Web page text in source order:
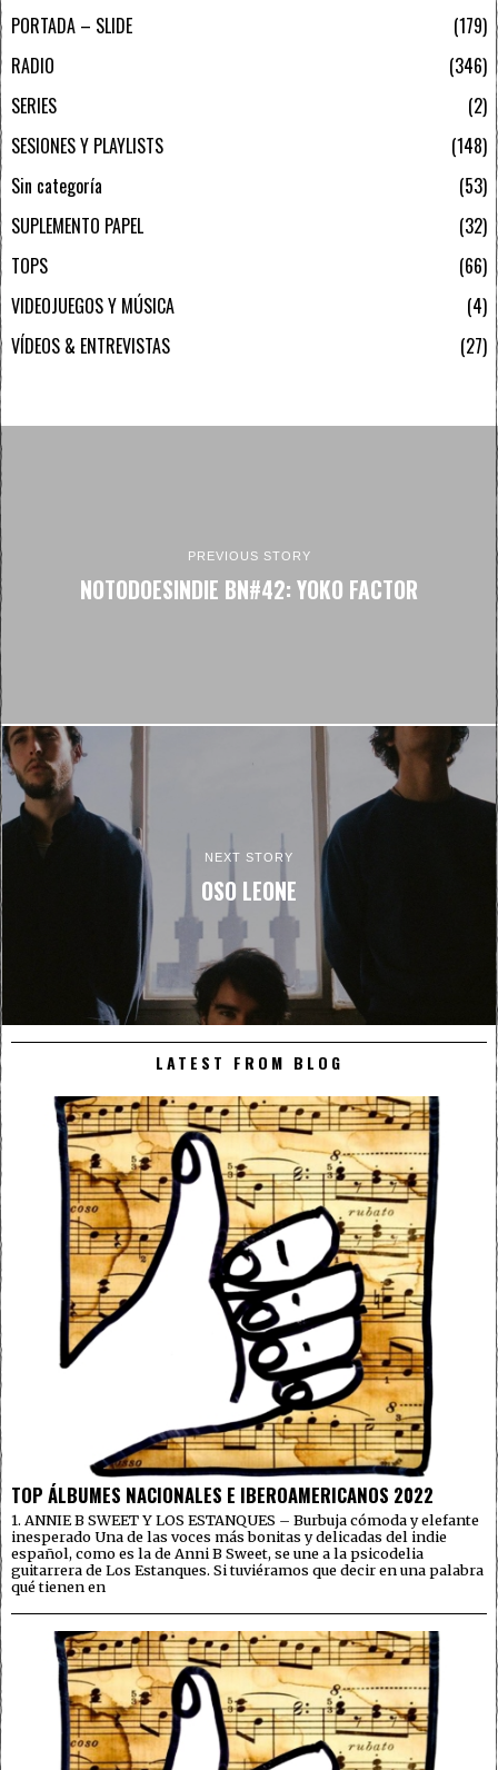
PORTADA – SLIDE
179
RADIO
346
SERIES
2
SESIONES Y PLAYLISTS
148
Sin categoría
53
SUPLEMENTO PAPEL
32
TOPS
66
VIDEOJUEGOS Y MÚSICA
4
VÍDEOS & ENTREVISTAS
27
PREVIOUS STORY
NOTODOESINDIE BN#42: YOKO FACTOR
NEXT STORY
OSO LEONE
LATEST FROM BLOG
TOP ÁLBUMES NACIONALES E IBEROAMERICANOS 2022
1. ANNIE B SWEET Y LOS ESTANQUES – Burbuja cómoda y elefante
inesperado Una de las voces más bonitas y delicadas del indie
español, como es la de Anni B Sweet, se une a la psicodelia
guitarrera de Los Estanques. Si tuviéramos que decir en una palabra
qué tienen en